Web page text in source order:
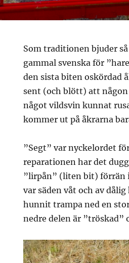
Som traditionen bjuder
gammal svenska för
den sista biten oskördad
sent (och blött) att någon
något vildsvin kunnat
kommer ut på åkrarna
”Segt” var nyckelordet
reparationen har det
”lirpån” (liten bit) förrän
var säden våt och av
hunnit trampa ned en
nedre delen är ”tröskad”